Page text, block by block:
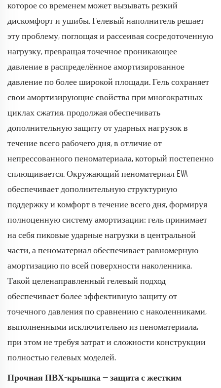
которое со временем может вызывать резкий
дискомфорт и ушибы. Гелевый наполнитель решает
эту проблему, поглощая и рассеивая сосредоточенную
нагрузку, превращая точечное проникающее
давление в распределённое амортизированное
давление по более широкой площади. Гель сохраняет
свои амортизирующие свойства при многократных
циклах сжатия, продолжая обеспечивать
дополнительную защиту от ударных нагрузок в
течение всего рабочего дня, в отличие от
непрессованного пеноматериала, который постепенно
сплющивается. Окружающий пеноматериал EVA
обеспечивает дополнительную структурную
поддержку и комфорт в течение всего дня, формируя
полноценную систему амортизации: гель принимает
на себя пиковые ударные нагрузки в центральной
части, а пеноматериал обеспечивает равномерную
амортизацию по всей поверхности наколенника.
Такой целенаправленный гелевый подход
обеспечивает более эффективную защиту от
точечного давления по сравнению с наколенниками,
выполненными исключительно из пеноматериала,
при этом не требуя затрат и сложности конструкции
полностью гелевых моделей.
Прочная ПВХ-крышка — защита с жестким